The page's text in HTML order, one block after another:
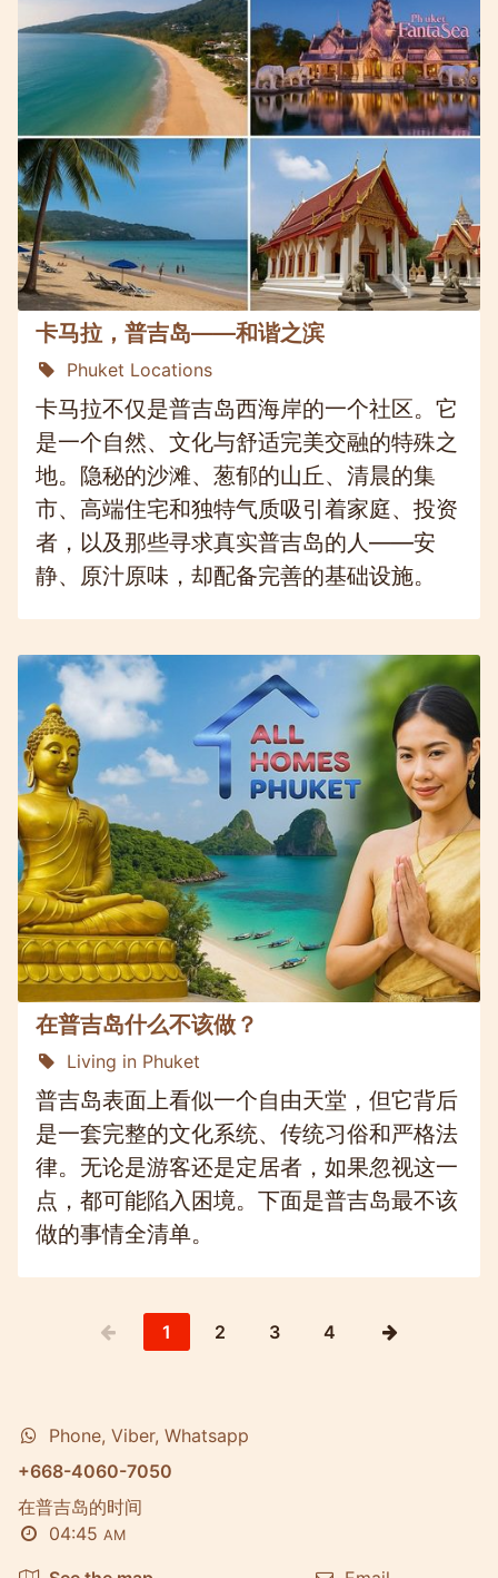
卡马拉，普吉岛——和谐之滨
Phuket Locations
卡马拉不仅是普吉岛西海岸的一个社区。它
是一个自然、文化与舒适完美交融的特殊之
地。隐秘的沙滩、葱郁的山丘、清晨的集
市、高端住宅和独特气质吸引着家庭、投资
者，以及那些寻求真实普吉岛的人——安
静、原汁原味，却配备完善的基础设施。
在普吉岛什么不该做？
Living in Phuket
普吉岛表面上看似一个自由天堂，但它背后
是一套完整的文化系统、传统习俗和严格法
律。无论是游客还是定居者，如果忽视这一
点，都可能陷入困境。下面是普吉岛最不该
做的事情全清单。
1 2 3 4
Phone, Viber, Whatsapp
+668-4060-7050
在普吉岛的时间
04:45 AM